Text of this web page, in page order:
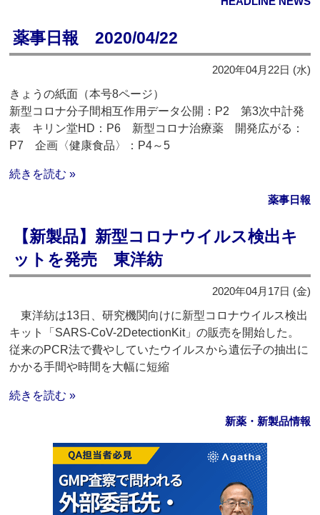
薬事日報 2020/04/22
2020年04月22日 (水)
きょうの紙面（本号8ページ）
新型コロナ分子間相互作用データ公開：P2 第3次中計発
表 キリン堂HD：P6 新型コロナ治療薬 開発広がる：
P7 企画〈健康食品〉：P4～5
続きを読む »
薬事日報
【新製品】新型コロナウイルス検出キ
ットを発売 東洋紡
2020年04月17日 (金)
東洋紡は13日、研究機関向けに新型コロナウイルス検出
キット「SARS-CoV-2DetectionKit」の販売を開始した。
従来のPCR法で費やしていたウイルスから遺伝子の抽出に
かかる手間や時間を大幅に短縮
続きを読む »
新薬・新製品情報